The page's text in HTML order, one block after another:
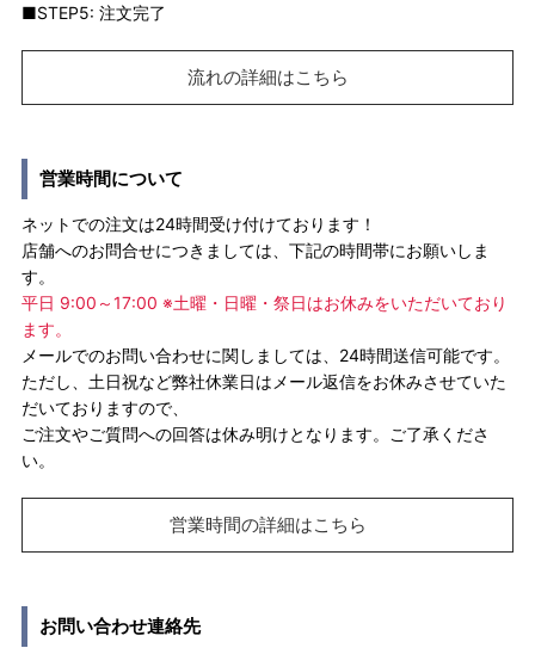
■STEP5: 注文完了
流れの詳細はこちら
営業時間について
ネットでの注文は24時間受け付けております！
店舗へのお問合せにつきましては、下記の時間帯にお願いしま
す。
平日 9:00～17:00 ※土曜・日曜・祭日はお休みをいただいており
ます。
メールでのお問い合わせに関しましては、24時間送信可能です。
ただし、土日祝など弊社休業日はメール返信をお休みさせていた
だいておりますので、
ご注文やご質問への回答は休み明けとなります。ご了承くださ
い。
営業時間の詳細はこちら
お問い合わせ連絡先